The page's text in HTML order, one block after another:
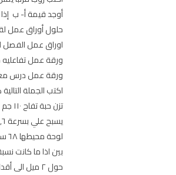
أوجد قيمة أ- ب إذا كان أ
حلول أوراق عمل
اوراق عمل الفصل
ورقة عمل تفاعليه
ورقة عمل درس
اكتب الجملة التالية
تزن حبة تفاح ١١٠ جم وهو أكثر ب ٦٠ جراما من وزن حبة فراولة فكم تزن حبة الفراولة
يسبح علي بسرعة ٠٫٦ كيلومتر في الساعة فما الزمن الذي يحتاج إليه لسباحة ٣ كيلومترات بهذا المعدل
لوحة محيطها ٦٨ سم وعرضها ١٣ سم فما طولها
بين اذا ما كانت نسبة ١٢ بصلة الى ١٥ حبة بطاطا تكافئ نسبة ٣٢ بصلة الى ٤٠
حول ٢ ميل الى أقدام